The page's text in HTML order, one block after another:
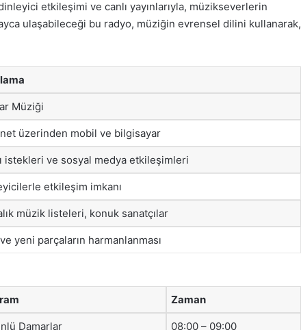
etkileşimi ve canlı yayınlarıyla, müzikseverlerin
ulaşabileceği bu radyo, müziğin evrensel dilini kullanarak,
Müziği
üzerinden mobil ve bilgisayar
istekleri ve sosyal medya etkileşimleri
etkileşim imkanı
müzik listeleri, konuk sanatçılar
yeni parçaların harmanlanması
Zaman
Damarlar 08:00 – 09:00